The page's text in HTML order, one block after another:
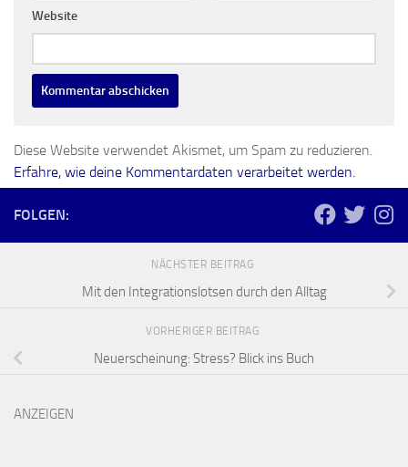
Website
Diese Website verwendet Akismet, um Spam zu reduzieren.
Erfahre, wie deine Kommentardaten verarbeitet werden.
FOLGEN:
NÄCHSTER BEITRAG
Mit den Integrationslotsen durch den Alltag
VORHERIGER BEITRAG
Neuerscheinung: Stress? Blick ins Buch
ANZEIGEN